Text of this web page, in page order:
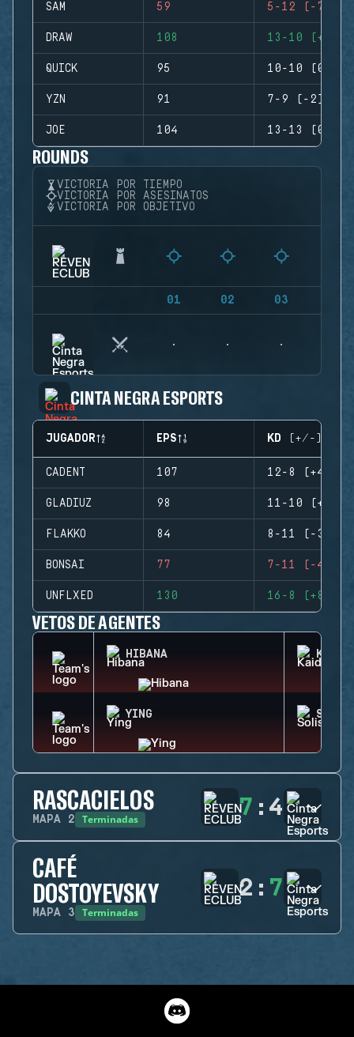
SAM 59 5-12 (-7)
DRAW 108 13-10 (+3)
QUICK 95 10-10 (0)
YZN 91 7-9 (-2)
JOE 104 13-13 (0)
ROUNDS
VICTORIA POR TIEMPO
VICTORIA POR ASESINATOS
VICTORIA POR OBJETIVO
01 02 03
CINTA NEGRA ESPORTS
JUGADOR EPS KD (+/-)
CADENT 107 12-8 (+4)
GLADIUZ 98 11-10 (+1)
FLAKKO 84 8-11 (-3)
BONSAI 77 7-11 (-4)
UNFLXED 130 16-8 (+8)
VETOS DE AGENTES
HIBANA KAID
YING SOLIS
RASCACIELOS
MAPA 2 Terminadas 7 : 4
CAFÉ
DOSTOYEVSKY
MAPA 3 Terminadas
2 : 7